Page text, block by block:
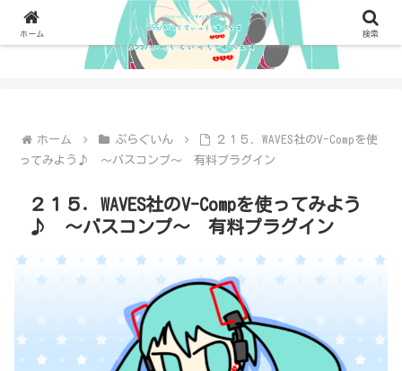
ホーム ぷらぐいん
２１５．WAVES社のV-Compを使
ってみよう♪ ～バスコンプ～ 有料プラグイン
２１５．WAVES社のV-Compを使ってみよう
♪ ～バスコンプ～ 有料プラグイン
ホーム 検索